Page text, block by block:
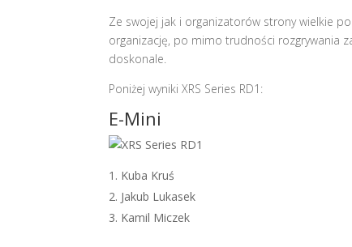
Ze swojej jak i organizatorów strony wielkie
organizację, po mimo trudności rozgrywania
doskonale.
Poniżej wyniki XRS Series RD1:
E-Mini
Kuba Kruś
Jakub Lukasek
Kamil Miczek